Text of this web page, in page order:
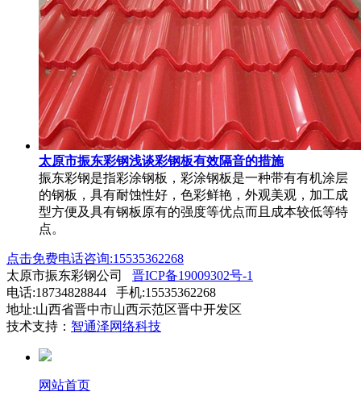
太原市振东彩钢浅谈彩钢板有效隔音的措施
振东彩钢是指彩涂钢板，彩涂钢板是一种带有有机涂层
的钢板，具有耐蚀性好，色彩鲜艳，外观美观，加工成
型方便及具有钢板原有的强度等优点而且成本较低等特
点。
点击免费电话咨询:15535362268
太原市振东彩钢公司 晋ICP备19009302号-1
电话:18734828844 手机:15535362268
地址:山西省晋中市山西示范区晋中开发区
技术支持： 智通泽网络科技
网站首页